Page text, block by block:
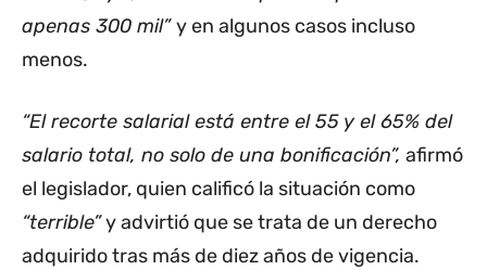
apenas 300 mil”y en algunos casos incluso
menos.
“El recorte salarial está entre el 55 y el 65% del
salario total, no solo de una bonificación”, afirmó
el legislador, quien calificó la situación como
“terrible”y advirtió que se trata de un derecho
adquirido tras más de diez años de vigencia.